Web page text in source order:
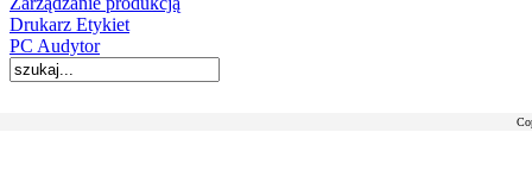
Drukarz Etykiet
PC Audytor